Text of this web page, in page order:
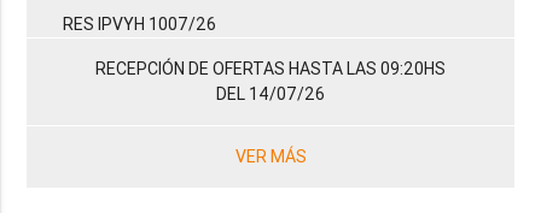
RES IPVYH 1007/26
RECEPCIÓN DE OFERTAS HASTA LAS 09:20HS
DEL 14/07/26
VER MÁS